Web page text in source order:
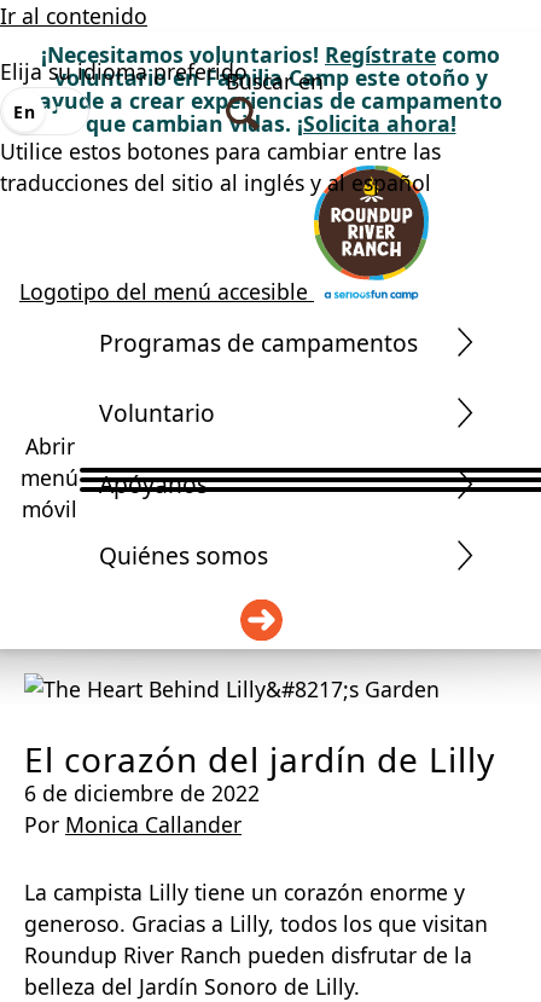
Ir al contenido
¡Necesitamos voluntarios! Regístrate como
voluntario en Familia Camp este otoño y
ayude a crear experiencias de campamento
que cambian vidas. ¡Solicita ahora!
Logotipo del menú accesible
Buscar en
Elija su idioma preferido
En Es
Utilice estos botones para cambiar entre las
traducciones del sitio al inglés y al español
Abrir
menú
móvil
Programas de campamentos
Voluntario
Apóyanos
Quiénes somos
El corazón del jardín de Lilly
6 de diciembre de 2022
Por Monica Callander
La campista Lilly tiene un corazón enorme y
generoso. Gracias a Lilly, todos los que visitan
Roundup River Ranch pueden disfrutar de la
belleza del Jardín Sonoro de Lilly.